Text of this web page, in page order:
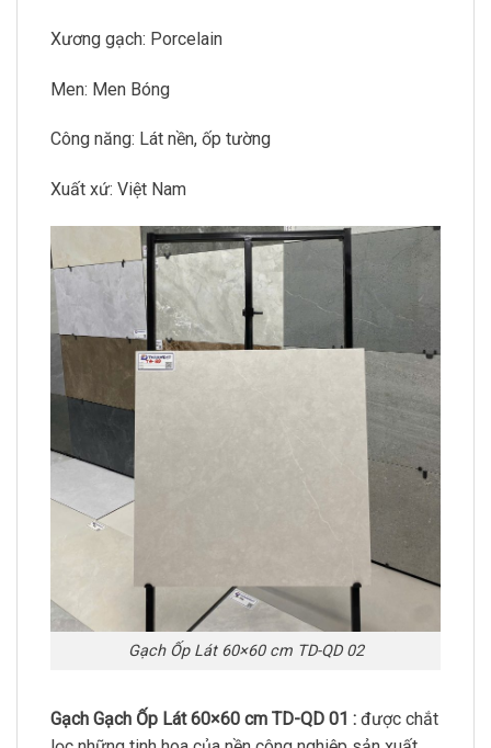
Xương gạch: Porcelain
Men: Men Bóng
Công năng: Lát nền, ốp tường
Xuất xứ: Việt Nam
Gạch Ốp Lát 60×60 cm TD-QD 02
Gạch Gạch Ốp Lát 60×60 cm TD-QD 01 : được chắt